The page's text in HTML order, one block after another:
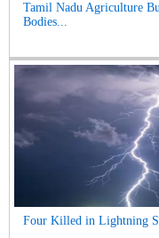
Tamil Nadu Agriculture
Bodies...
Four Killed in Lightning